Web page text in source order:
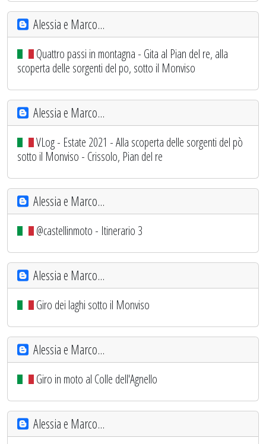
Alessia e Marco...
Quattro passi in montagna - Gita al Pian del re, alla
scoperta delle sorgenti del po, sotto il Monviso
Alessia e Marco...
VLog - Estate 2021 - Alla scoperta delle sorgenti del pò
sotto il Monviso - Crissolo, Pian del re
Alessia e Marco...
@castellinmoto - Itinerario 3
Alessia e Marco...
Giro dei laghi sotto il Monviso
Alessia e Marco...
Giro in moto al Colle dell'Agnello
Alessia e Marco...